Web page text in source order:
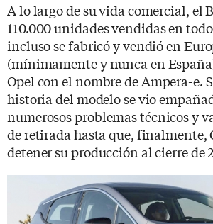
A lo largo de su vida comercial, el
110.000 unidades vendidas en
incluso se fabricó y vendió en
(mínimamente y nunca en
Opel con el nombre de Ampera-e.
historia del modelo se vio
numerosos problemas técnicos y
de retirada hasta que, finalmente,
detener su producción al cierre de